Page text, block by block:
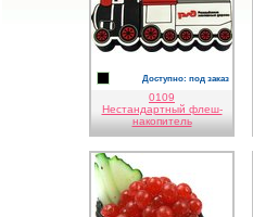
0109
Нестандартный флеш-
накопитель
черныйДоступно: под заказ